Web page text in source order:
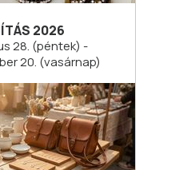
2026
28. (péntek) -
20. (vasárnap)